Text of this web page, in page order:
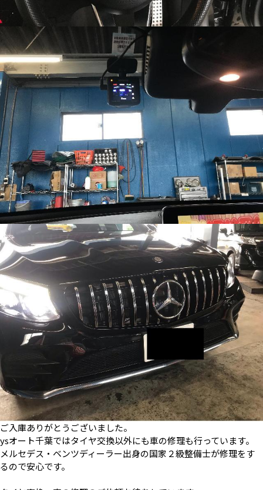
ご入庫ありがとうございました。
ysオート千葉ではタイヤ交換以外にも車の修理も行っています。
メルセデス・ベンツディーラー出身の国家２級整備士が修理をす
るので安心です。